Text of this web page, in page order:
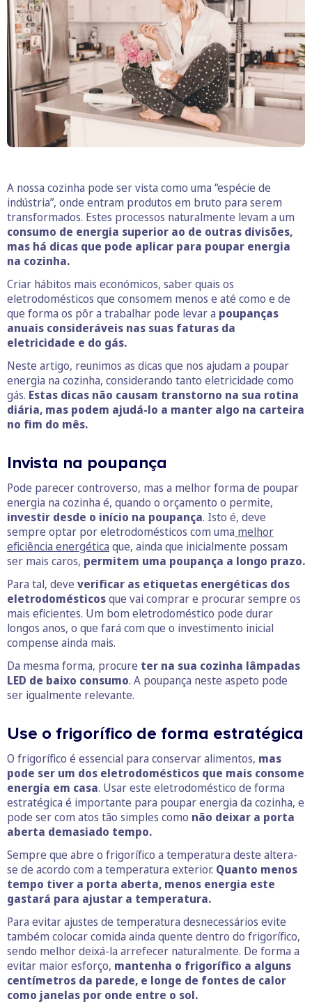
A nossa cozinha pode ser vista como uma “espécie de
indústria”, onde entram produtos em bruto para serem
transformados. Estes processos naturalmente levam a um
consumo de energia superior ao de outras divisões,
mas há dicas que pode aplicar para poupar energia
na cozinha.
Criar hábitos mais económicos, saber quais os
eletrodomésticos que consomem menos e até como e de
que forma os pôr a trabalhar pode levar a poupanças
anuais consideráveis nas suas faturas da
eletricidade e do gás.
Neste artigo, reunimos as dicas que nos ajudam a poupar
energia na cozinha, considerando tanto eletricidade como
gás. Estas dicas não causam transtorno na sua rotina
diária, mas podem ajudá-lo a manter algo na carteira
no fim do mês.
Invista na poupança
Pode parecer controverso, mas a melhor forma de poupar
energia na cozinha é, quando o orçamento o permite,
investir desde o início na poupança. Isto é, deve
sempre optar por eletrodomésticos com uma melhor
eficiência energética que, ainda que inicialmente possam
ser mais caros, permitem uma poupança a longo prazo.
Para tal, deve verificar as etiquetas energéticas dos
eletrodomésticosque vai comprar e procurar sempre os
mais eficientes. Um bom eletrodoméstico pode durar
longos anos, o que fará com que o investimento inicial
compense ainda mais.
Da mesma forma, procure ter na sua cozinha lâmpadas
LED de baixo consumo. A poupança neste aspeto pode
ser igualmente relevante.
Use o frigorífico de forma estratégica
O frigorífico é essencial para conservar alimentos, mas
pode ser um dos eletrodomésticos que mais consome
energia em casa. Usar este eletrodoméstico de forma
estratégica é importante para poupar energia da cozinha, e
pode ser com atos tão simples como não deixar a porta
aberta demasiado tempo.
Sempre que abre o frigorífico a temperatura deste altera-
se de acordo com a temperatura exterior. Quanto menos
tempo tiver a porta aberta, menos energia este
gastará para ajustar a temperatura.
Para evitar ajustes de temperatura desnecessários evite
também colocar comida ainda quente dentro do frigorífico,
sendo melhor deixá-la arrefecer naturalmente. De forma a
evitar maior esforço, mantenha o frigorífico a alguns
centímetros da parede, e longe de fontes de calor
como janelas por onde entre o sol.